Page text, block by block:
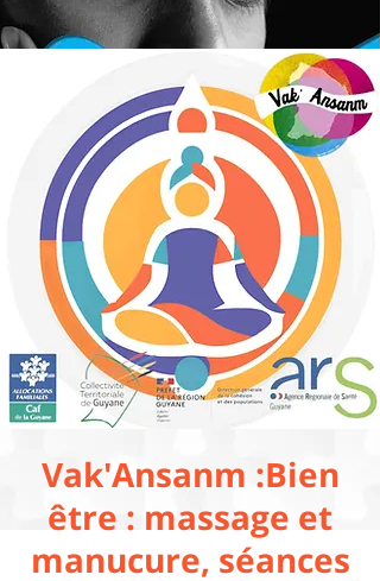
Vak'Ansanm :Bien
être : massage et
manucure, séances